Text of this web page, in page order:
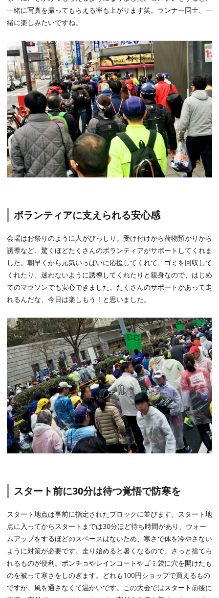
一緒に写真を撮ってもらえる率も上がります笑。ランナー同士、一
緒に楽しみたいですね。
ボランティアに支えられる安心感
会場はお祭りのように人がびっしり。受け付けから荷物預かりから
誘導など、驚くほどたくさんのボランティアがサポートしてくれま
した。朝早くから元気いっぱいに応援してくれて、ゴミを回収して
くれたり、迷わないように誘導してくれたりと親身なので、はじめ
てのマラソンでも安心できました。たくさんのサポートがあって走
れるんだな、今日は楽しもう！と思いました。
スタート前に30分は待つ覚悟で防寒を
スタート地点は事前に指定されたブロックに並びます。スタート地
点に入ってからスタートまでは30分ほど待ち時間があり、ウォー
ムアップをするほどのスペースはないため、寒さで体を冷やさない
ように対策が必要です。走り始めると暑くなるので、さっと捨てら
れるものが便利。ポンチョやレインコートやゴミ袋に穴を開けたも
のを被って寒さをしのぎます。どれも100円ショップで買えるもの
ですが、風を通さなくて温かいです。この大会ではスタート前後に